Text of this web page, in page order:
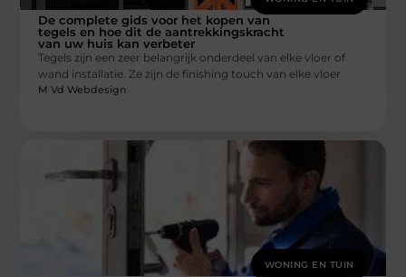
De complete gids voor het kopen van
tegels en hoe dit de aantrekkingskracht
van uw huis kan verbeter
Tegels zijn een zeer belangrijk onderdeel van elke vloer of
wand installatie. Ze zijn de finishing touch van elke vloer
M Vd Webdesign
WONING EN TUIN